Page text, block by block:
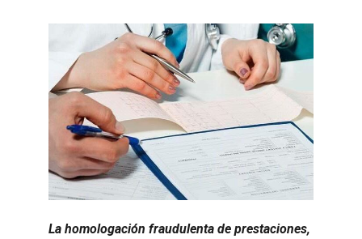
La homologación fraudulenta de prestaciones,